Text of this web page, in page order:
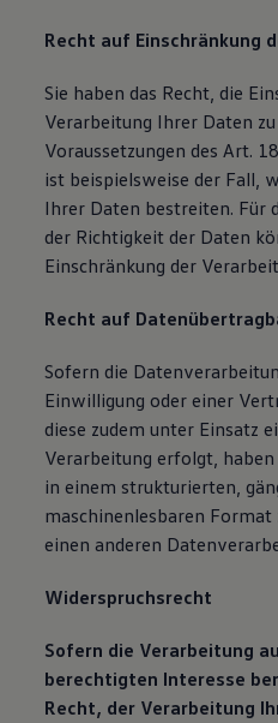
Recht auf Einschränkung
Sie haben das Recht, die
Verarbeitung Ihrer Daten
Voraussetzungen des Art.
ist beispielsweise der Fall,
Ihrer Daten bestreiten. Für
der Richtigkeit der Daten
Einschränkung der
Recht auf
Sofern die
Einwilligung oder einer
diese zudem unter Einsatz
Verarbeitung erfolgt,
in einem strukturierten,
maschinenlesbaren Format
einen anderen
Widerspruchsrecht
Sofern die Verarbeitung
berechtigten Interesse
Recht, der Verarbeitung